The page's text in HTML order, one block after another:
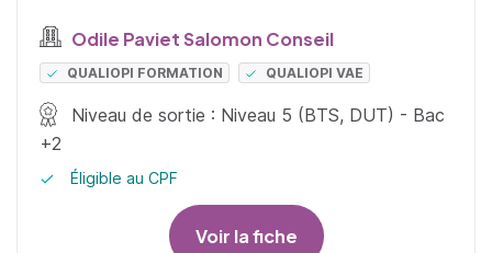
Odile Paviet Salomon Conseil
QUALIOPI FORMATION QUALIOPI VAE
Niveau de sortie : Niveau 5 (BTS, DUT) - Bac
+2
Éligible au CPF
Voir la fiche